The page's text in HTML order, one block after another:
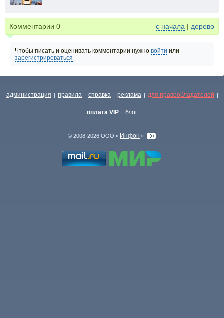
Комментарии 0 с начала | дерево
Чтобы писать и оценивать комментарии нужно войти или
зарегистрироваться
администрация | правила | справка | реклама | для правообладателей |
оплата VIP | блог
© 2008-2026 ООО « Инфон »